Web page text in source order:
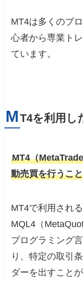
MT4は多くのブ
心者から専業ト
ています。
MT4を利用し
MT4（
動売買を行うこ
MT4で利用され
MQL4（
プログラミング
り、特定の取引
ダーを出すことが